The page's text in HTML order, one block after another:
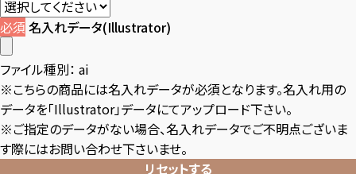
必須 名入れデータ(Illustrator)
ファイル種別： ai
※こちらの商品には名入れデータが必須となります。名入れ用の
データを「Illustrator」データにてアップロード下さい。
※ご指定のデータがない場合、名入れデータでご不明点ございま
す際にはお問い合わせ下さいませ。
リセットする